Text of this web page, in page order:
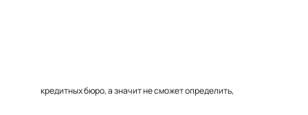
кредитных бюро, а значит не сможет определить,